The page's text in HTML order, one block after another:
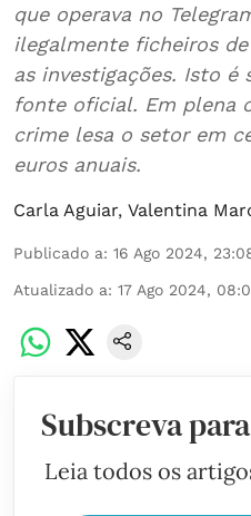
que operava no
ilegalmente ficheiros
as investigações. Isto é
fonte oficial. Em plena
crime lesa o setor em
euros anuais.
Carla Aguiar, Valentina
Publicado a: 16 Ago 2024,
Atualizado a: 17 Ago 2024,
Subscreva
Leia todos os